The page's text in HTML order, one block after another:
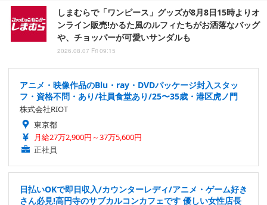
しまむらで「ワンピース」グッズが8月8日15時よりオ
ンライン販売!かるた風のルフィたちがお洒落なバッグ
や、チョッパーが可愛いサンダルも
2026.08.07 Fri 09:15
アニメ・映像作品のBlu・ray・DVDパッケージ封入スタッ
フ・資格不問・あり/社員食堂あり/25〜35歳・港区虎ノ門
株式会社RIOT
東京都
月給27万2,900円～37万5,600円
正社員
日払いOKで即日収入/カウンターレディ/アニメ・ゲーム好き
さん必見!高円寺のサブカルコンカフェです 優しい女性店長